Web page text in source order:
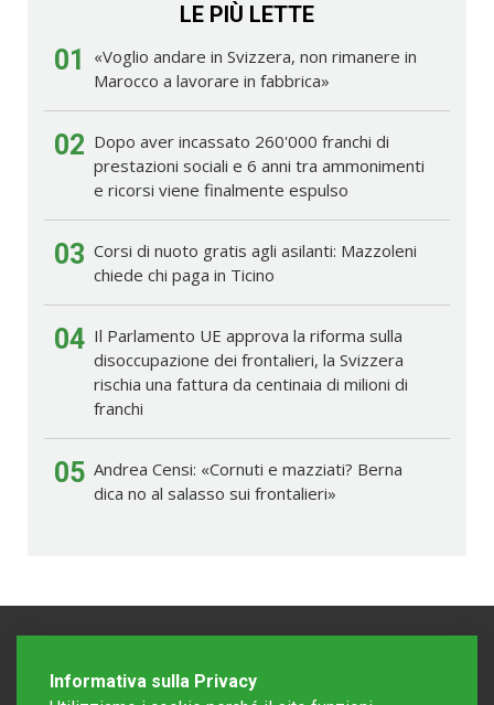
LE PIÙ LETTE
01
«Voglio andare in Svizzera, non rimanere in
Marocco a lavorare in fabbrica»
02 Dopo aver incassato 260'000 franchi di
prestazioni sociali e 6 anni tra ammonimenti
e ricorsi viene finalmente espulso
03 Corsi di nuoto gratis agli asilanti: Mazzoleni
chiede chi paga in Ticino
04 Il Parlamento UE approva la riforma sulla
disoccupazione dei frontalieri, la Svizzera
rischia una fattura da centinaia di milioni di
franchi
05 Andrea Censi: «Cornuti e mazziati? Berna
dica no al salasso sui frontalieri»
Informativa sulla Privacy